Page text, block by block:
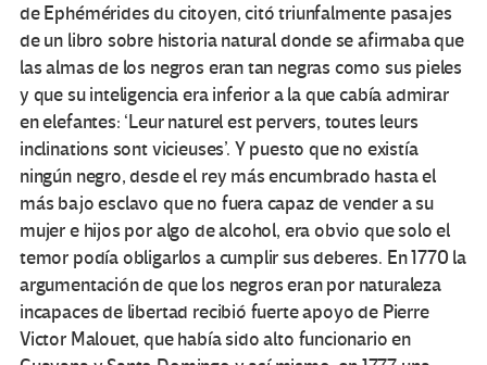
de Ephémérides du citoyen, citó triunfalmente pasajes
de un libro sobre historia natural donde se afirmaba que
las almas de los negros eran tan negras como sus pieles
y que su inteligencia era inferior a la que cabía admirar
en elefantes: ‘Leur naturel est pervers, toutes leurs
inclinations sont vicieuses’. Y puesto que no existía
ningún negro, desde el rey más encumbrado hasta el
más bajo esclavo que no fuera capaz de vender a su
mujer e hijos por algo de alcohol, era obvio que solo el
temor podía obligarlos a cumplir sus deberes. En 1770 la
argumentación de que los negros eran por naturaleza
incapaces de libertad recibió fuerte apoyo de Pierre
Victor Malouet, que había sido alto funcionario en